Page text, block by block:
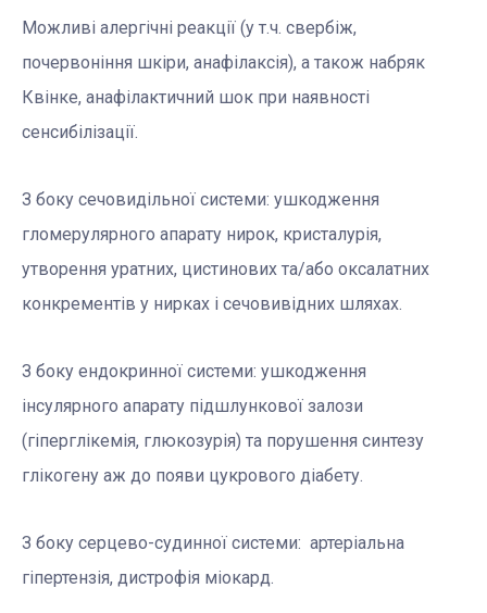
Можливі алергічні реакції (у т.ч. свербіж,
почервоніння шкіри, анафілаксія), а також набряк
Квінке, анафілактичний шок при наявності
сенсибілізації.
З боку сечовидільної системи: ушкодження
гломерулярного апарату нирок, кристалурія,
утворення уратних, цистинових та/або оксалатних
конкрементів у нирках і сечовивідних шляхах.
З боку ендокринної системи: ушкодження
інсулярного апарату підшлункової залози
(гіперглікемія, глюкозурія) та порушення синтезу
глікогену аж до появи цукрового діабету.
З боку серцево-судинної системи: артеріальна
гіпертензія, дистрофія міокард.